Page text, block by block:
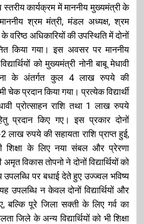
कार्यक्रम में माननीय मुख्यमंत्री के
श्रम मंत्री, मंडल अध्यक्ष, श्रम
वरिष्ठ अधिकारियों की उपस्थिति में दोनों
किया गया। इस अवसर पर माननीय
को मुख्यमंत्री नोनी बाबू मेधावी
के अंतर्गत कुल 4 लाख रुपये की
चेक प्रदान किया गया। प्रत्येक विद्यार्थी
प्रोत्साहन राशि तथा 1 लाख रुपये
प्रदान किए गए। इस प्रकार दोनों
2 लाख रुपये की सहायता राशि प्राप्त हुई,
के लिए नया संबल और प्रेरणा
विकास तोपनो ने दोनों विद्यार्थियों को
पर बधाई देते हुए उज्ज्वल भविष्य
उपलब्धि न केवल दोनों विद्यार्थियों और
बल्कि पूरे जिला सक्ती के लिए गर्व का
जिले के अन्य विद्यार्थियों को भी शिक्षा